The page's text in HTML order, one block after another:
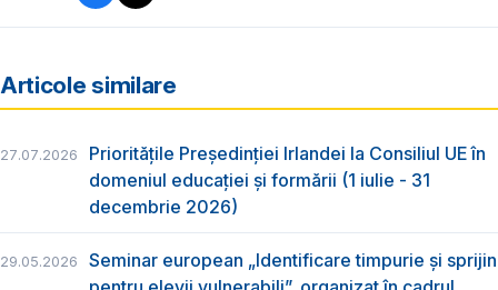
Articole similare
27.07.2026
Prioritățile Președinției Irlandei la Consiliul UE în
domeniul educației și formării (1 iulie - 31
decembrie 2026)
29.05.2026
Seminar european „Identificare timpurie și sprijin